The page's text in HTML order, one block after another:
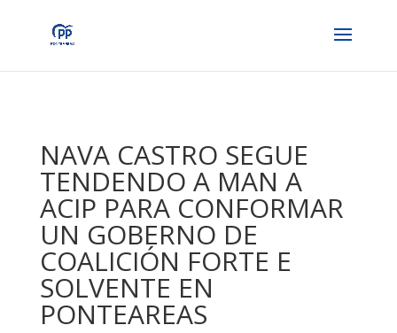
NAVA CASTRO SEGUE
TENDENDO A MAN A
ACIP PARA CONFORMAR
UN GOBERNO DE
COALICIÓN FORTE E
SOLVENTE EN
PONTEAREAS